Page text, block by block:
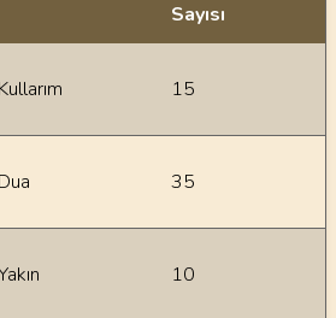
Sayısı
Kullarım 15
Dua 35
10